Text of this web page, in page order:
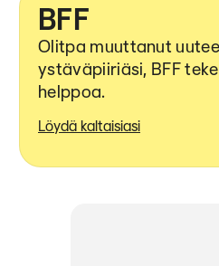
BFF
Olitpa muuttanut
ystäväpiiriäsi, BFF
helppoa.
Löydä kaltaisiasi